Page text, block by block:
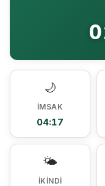
16:48 |
🌙
İMSAK
04:17
🌤️
İKINDI